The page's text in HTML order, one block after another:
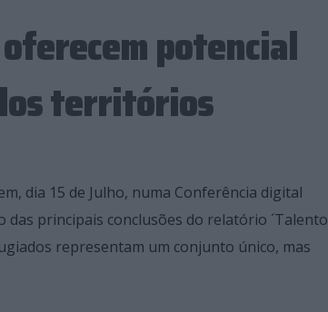
potencial
territórios
dia 15 de Julho, numa Conferência digital
das principais conclusões do relatório ´Talento
representam um conjunto único, mas